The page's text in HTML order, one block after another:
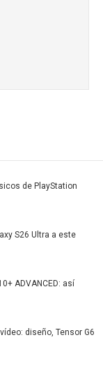
de PlayStation
S26 Ultra a este
ADVANCED: así
diseño, Tensor G6